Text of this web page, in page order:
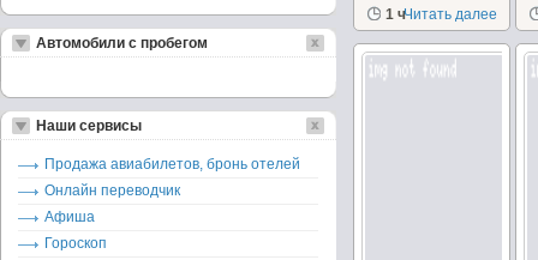
1 чЧитать далее
Автомобили с пробегом
Наши сервисы
Продажа авиабилетов, бронь отелей
Онлайн переводчик
Афиша
Гороскоп